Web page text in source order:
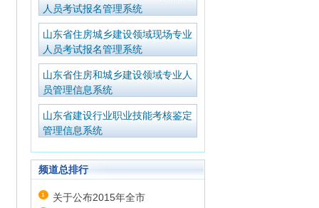
人员考试报名管理系统
山东省住房城乡建设领域现场专业
人员考试报名管理系统
山东省住房和城乡建设领域专业人
员管理信息系统
山东省建设行业职业技能考核鉴定
管理信息系统
频道总排行
关于公布2015年全市